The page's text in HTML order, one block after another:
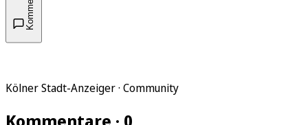
Kölner Stadt-Anzeiger · Community